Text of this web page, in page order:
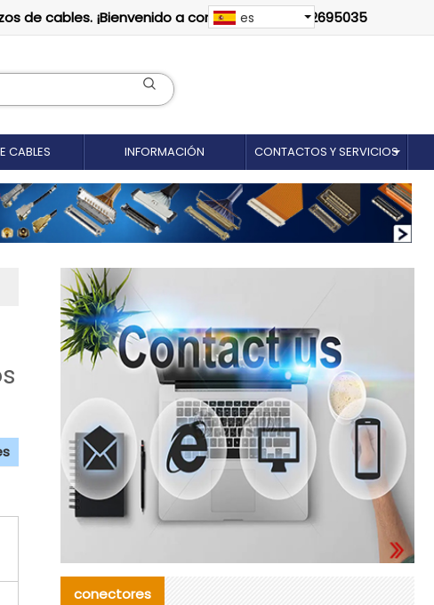
cables. ¡Bienvenido a contactarnos: 18012695035
es
CABLES INFORMACIÓN CONTACTOS Y SERVICIOS
conectores